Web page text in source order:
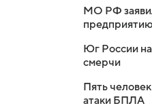
МО РФ
Юг России
смерчи
Пять
атаки БПЛА